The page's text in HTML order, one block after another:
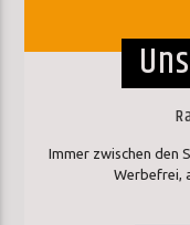
Immer zwischen den
Werbefrei,